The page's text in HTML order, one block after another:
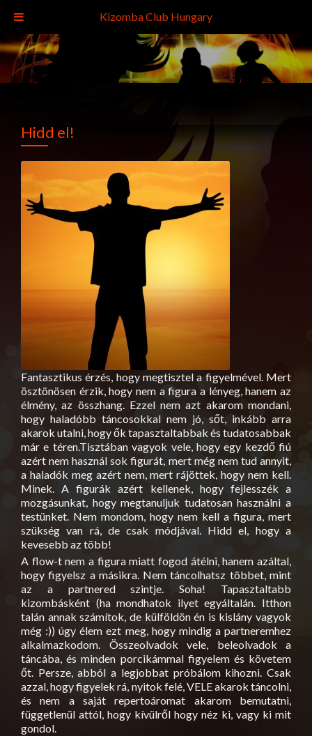
Hidd el!
Fantasztikus érzés, hogy megtisztel a figyelmével. Mert
ösztönösen érzik, hogy nem a figura a lényeg, hanem az
élmény, az összhang. Ezzel nem azt akarom mondani,
hogy haladóbb táncosokkal nem jó, sőt, inkább arra
akarok utalni, hogy ők tapasztaltabbak és tudatosabbak
már e téren.Tisztában vagyok vele, hogy egy kezdő fiú
azért nem használ sok figurát, mert még nem tud annyit,
a haladók meg azért nem, mert rájöttek, hogy nem kell.
Minek. A figurák azért kellenek, hogy fejlesszék a
mozgásunkat, hogy megtanuljuk tudatosan használni a
testünket. Nem mondom, hogy nem kell a figura, mert
szükség van rá, de csak módjával. Hidd el, hogy a
kevesebb az több!
A flow-t nem a figura miatt fogod átélni, hanem azáltal,
hogy figyelsz a másikra. Nem táncolhatsz többet, mint
az a partnered szintje. Soha! Tapasztaltabb
kizombásként (ha mondhatok ilyet egyáltalán. Itthon
talán annak számítok, de külföldön én is kislány vagyok
még :)) úgy élem ezt meg, hogy mindig a partneremhez
alkalmazkodom. Összeolvadok vele, beleolvadok a
táncába, és minden porcikámmal figyelem és követem
őt. Persze, abból a legjobbat próbálom kihozni. Csak
azzal, hogy figyelek rá, nyitok felé, VELE akarok táncolni,
és nem a saját repertoáromat akarom bemutatni,
függetlenül attól, hogy kívülről hogy néz ki, vagy ki mit
gondol.
Kizomba Club Hungary